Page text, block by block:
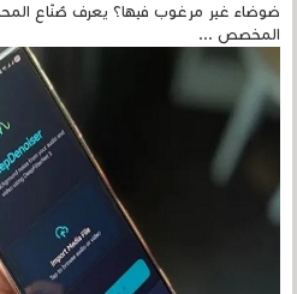
ضوضاء غير مرغوب فيها؟ يعرف صُنّاع
المخصص ...